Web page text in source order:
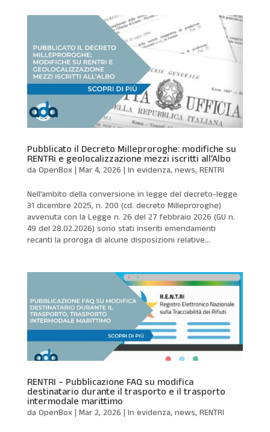
Pubblicato il Decreto Milleproroghe: modifiche su
RENTRi e geolocalizzazione mezzi iscritti all’Albo
da OpenBox| Mar 4, 2026 In evidenza, news, RENTRI
Nell’ambito della conversione in legge del decreto-legge
31 dicembre 2025, n. 200 (cd. decreto Milleproroghe)
avvenuta con la Legge n. 26 del 27 febbraio 2026 (GU n.
49 del 28.02.2026) sono stati inseriti emendamenti
recanti la proroga di alcune disposizioni relative...
RENTRI – Pubblicazione FAQ su modifica
destinatario durante il trasporto e il trasporto
intermodale marittimo
da OpenBox| Mar 2, 2026 In evidenza, news, RENTRI